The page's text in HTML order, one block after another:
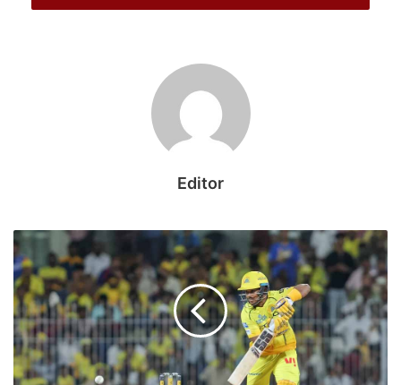
रोकने वाली निर्माण एजेंसियों के विरूद्ध कार्यवाही करें, नोटिस दें तथा यदि फिर भी
कार्य प्रारंभ नहीं किया जाता तो अमानत राशि राजसात करते हुये ऐसे निर्माण
एजंेसियों को ब्लेक लिस्ट किये जाने की कार्यवाही भी करें। उन्होने यह अंतिम रूप
से सुनिश्चित करें कि किया जा रहा विकास कार्य पूर्ण गुणवत्तायुक्त है, साथ ही गुणवत्ता
बैठक के दौरान अधिकारियों को दिये। मंत्री श्री देवांगन ने नगर पालिक निगम
कोरबा के दर्री जोन व सर्वमंगलानगर जोन के अधिकारियों व वार्ड पार्षदों की बैठक
लेकर इन दोनों जोन के 20 वार्डाे के विकास कार्याे की वार्डवार समीक्षा की। बैंठक के
दौरान महापौर श्रीमती संजूदेवी राजपूत, आयुक्त श्री आशुतोष पाण्डेय, सभापति श्री
नूतन सिंह ठाकुर, वरिष्ठ पार्षद श्री नरेन्द्र देवांगन भी उपस्थित थे। वर्तमान में दर्री
जोन व सर्वमंगलानगर जोन में कुल 166 कार्य स्वीकृत हुये थे, जिसमें दर्री जोन के
14 वार्डाे के 112 कार्य स्वीकृत कार्याे में 45 कार्य पूर्ण कर लिये गये हैं, 45 कार्य
Editor